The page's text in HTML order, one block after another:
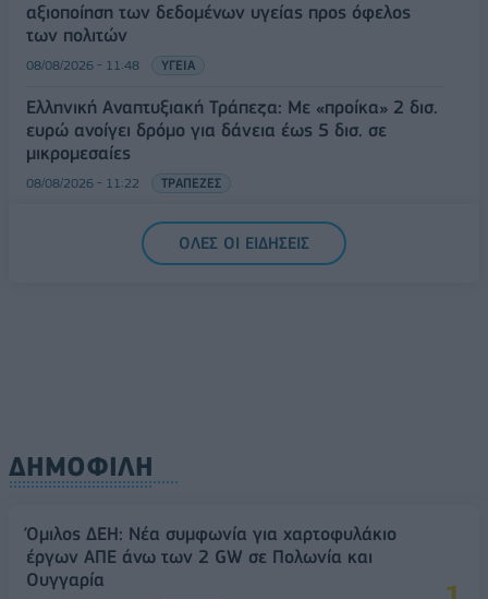
αξιοποίηση των δεδομένων υγείας προς όφελος
των πολιτών
08/08/2026 - 11:48 ΥΓΕΙΑ
Ελληνική Αναπτυξιακή Τράπεζα: Με «προίκα» 2 δισ.
ευρώ ανοίγει δρόμο για δάνεια έως 5 δισ. σε
μικρομεσαίες
08/08/2026 - 11:22 ΤΡΑΠΕΖΕΣ
5G παντού, 6G στον ορίζοντα: Πού βρίσκεται η
Ελλάδα στη μεγάλη τεχνολογική μετάβαση
ΟΛΕΣ ΟΙ ΕΙΔΗΣΕΙΣ
ΔΗΜΟΦΙΛΗ
Όμιλος ΔΕΗ: Νέα συμφωνία για χαρτοφυλάκιο
έργων ΑΠΕ άνω των 2 GW σε Πολωνία και
Ουγγαρία